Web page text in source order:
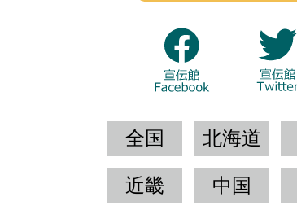
全国 北海道
近畿
中国